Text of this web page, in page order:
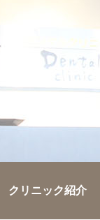
クリニック紹介